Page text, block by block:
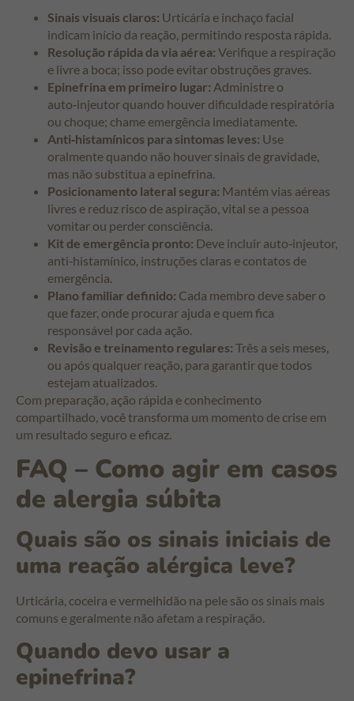
Sinais visuais claros: Urticária e inchaço facial
indicam início da reação, permitindo resposta rápida.
Resolução rápida da via aérea: Verifique a respiração
e livre a boca; isso pode evitar obstruções graves.
Epinefrina em primeiro lugar: Administre o
auto‑injeutor quando houver dificuldade respiratória
ou choque; chame emergência imediatamente.
Anti‑histamínicos para sintomas leves: Use
oralmente quando não houver sinais de gravidade,
mas não substitua a epinefrina.
Posicionamento lateral segura: Mantém vias aéreas
livres e reduz risco de aspiração, vital se a pessoa
vomitar ou perder consciência.
Kit de emergência pronto: Deve incluir auto‑injeutor,
anti‑histamínico, instruções claras e contatos de
emergência.
Plano familiar definido: Cada membro deve saber o
que fazer, onde procurar ajuda e quem fica
responsável por cada ação.
Revisão e treinamento regulares: Três a seis meses,
ou após qualquer reação, para garantir que todos
estejam atualizados.
Com preparação, ação rápida e conhecimento
compartilhado, você transforma um momento de crise em
um resultado seguro e eficaz.
FAQ – Como agir em casos
de alergia súbita
Quais são os sinais iniciais de
uma reação alérgica leve?
Urticária, coceira e vermelhidão na pele são os sinais mais
comuns e geralmente não afetam a respiração.
Quando devo usar a
epinefrina?